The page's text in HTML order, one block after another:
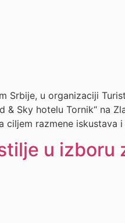
Srbije, u organizaciji
& Sky hotelu Tornik“ na
ciljem razmene
u izboru